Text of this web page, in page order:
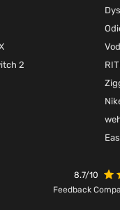
2
8.7/10
Feedback